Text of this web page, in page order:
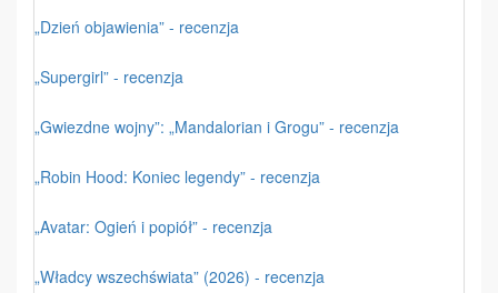
„Dzień objawienia” - recenzja
„Supergirl” - recenzja
„Gwiezdne wojny”: „Mandalorian i Grogu” - recenzja
„Robin Hood: Koniec legendy” - recenzja
„Avatar: Ogień i popiół” - recenzja
„Władcy wszechświata” (2026) - recenzja